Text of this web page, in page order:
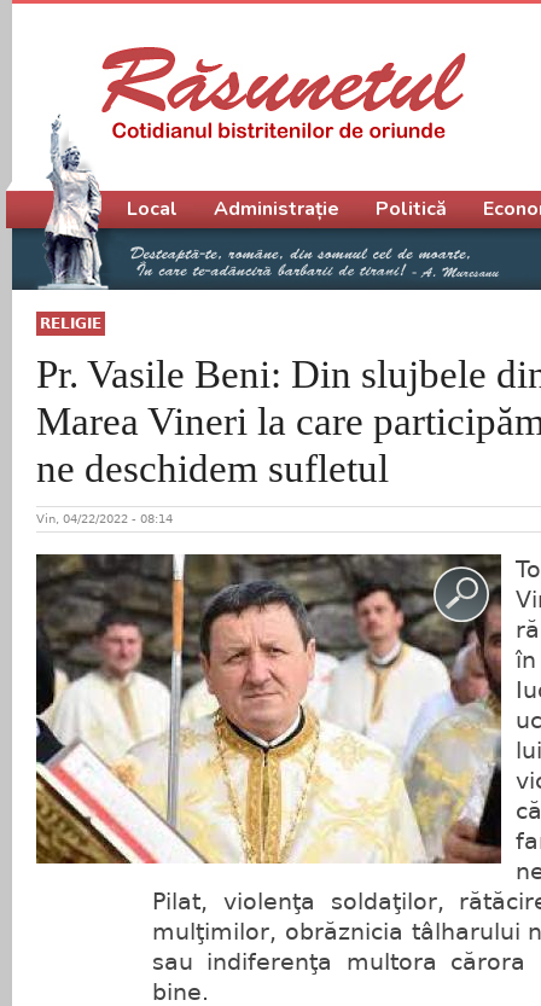
RELIGIE
Pr. Vasile Beni: Din slujbele
Marea Vineri la care
ne deschidem sufletul
Vin, 04/22/2022 - 08:14
Pilat, violenţa soldaţilor,
mulţimilor, obrăznicia tâlharului
sau indiferenţa multora
bine.
Meniu principal
Local Administrație Politică